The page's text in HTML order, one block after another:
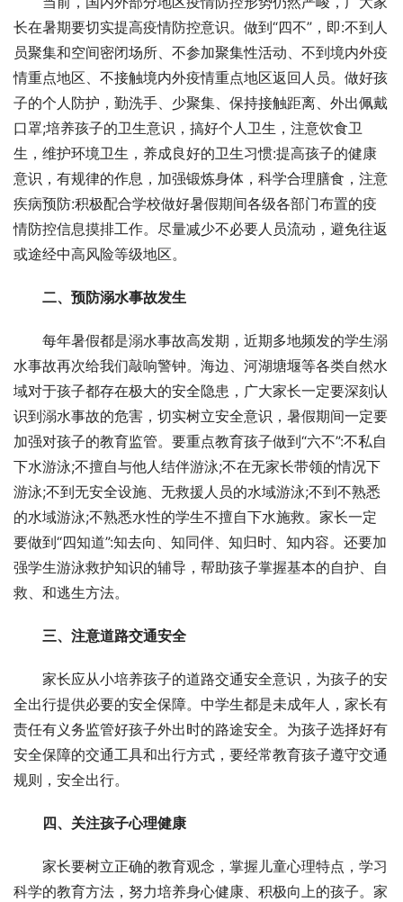
长在暑期要切实提高疫情防控意识。做到“四不”，即:不到人
员聚集和空间密闭场所、不参加聚集性活动、不到境内外疫
情重点地区、不接触境内外疫情重点地区返回人员。做好孩
子的个人防护，勤洗手、少聚集、保持接触距离、外出佩戴
口罩;培养孩子的卫生意识，搞好个人卫生，注意饮食卫
生，维护环境卫生，养成良好的卫生习惯:提高孩子的健康
意识，有规律的作息，加强锻炼身体，科学合理膳食，注意
疾病预防:积极配合学校做好暑假期间各级各部门布置的疫
情防控信息摸排工作。尽量减少不必要人员流动，避免往返
或途经中高风险等级地区。
二、预防溺水事故发生
每年暑假都是溺水事故高发期，近期多地频发的学生溺
水事故再次给我们敲响警钟。海边、河湖塘堰等各类自然水
域对于孩子都存在极大的安全隐患，广大家长一定要深刻认
识到溺水事故的危害，切实树立安全意识，暑假期间一定要
加强对孩子的教育监管。要重点教育孩子做到“六不”:不私自
下水游泳;不擅自与他人结伴游泳;不在无家长带领的情况下
游泳;不到无安全设施、无救援人员的水域游泳;不到不熟悉
的水域游泳;不熟悉水性的学生不擅自下水施救。家长一定
要做到“四知道”:知去向、知同伴、知归时、知内容。还要加
强学生游泳救护知识的辅导，帮助孩子掌握基本的自护、自
救、和逃生方法。
三、注意道路交通安全
家长应从小培养孩子的道路交通安全意识，为孩子的安
全出行提供必要的安全保障。中学生都是未成年人，家长有
责任有义务监管好孩子外出时的路途安全。为孩子选择好有
安全保障的交通工具和出行方式，要经常教育孩子遵守交通
规则，安全出行。
四、关注孩子心理健康
家长要树立正确的教育观念，掌握儿童心理特点，学习
科学的教育方法，努力培养身心健康、积极向上的孩子。家